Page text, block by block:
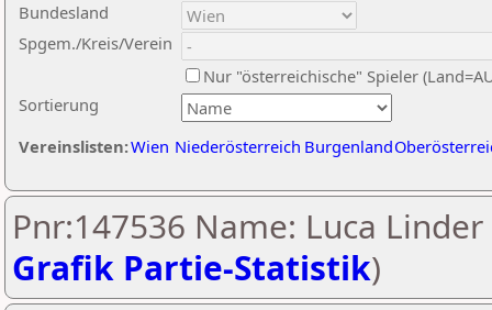
Sortierung
Bundesland
Spgem./Kreis/Verein
Nur "österreichische" Spieler
Vereinslisten:Wien Niederösterreich Burgenland
Pnr:147536 Name: Luca Linder
Grafik Partie-Statistik)